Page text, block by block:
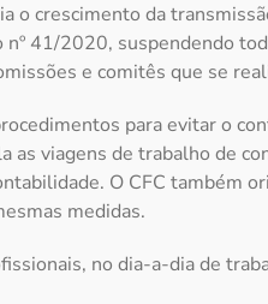
o crescimento da
nº 41/2020, suspendendo
e comitês que se
para evitar o
as viagens de trabalho de
O CFC também
medidas.
no dia-a-dia de